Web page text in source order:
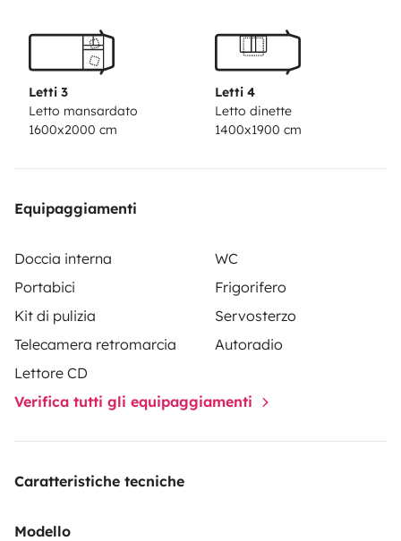
Letti 3
Letto mansardato
1600x2000 cm
Letti 4
Letto dinette
1400x1900 cm
Equipaggiamenti
Doccia interna
WC
Portabici
Frigorifero
Kit di pulizia
Servosterzo
Telecamera retromarcia
Autoradio
Lettore CD
Verifica tutti gli equipaggiamenti
Caratteristiche tecniche
Modello